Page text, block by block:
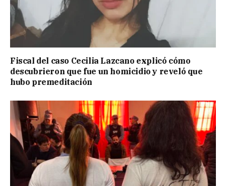
Fiscal del caso Cecilia Lazcano explicó cómo
descubrieron que fue un homicidio y reveló que
hubo premeditación